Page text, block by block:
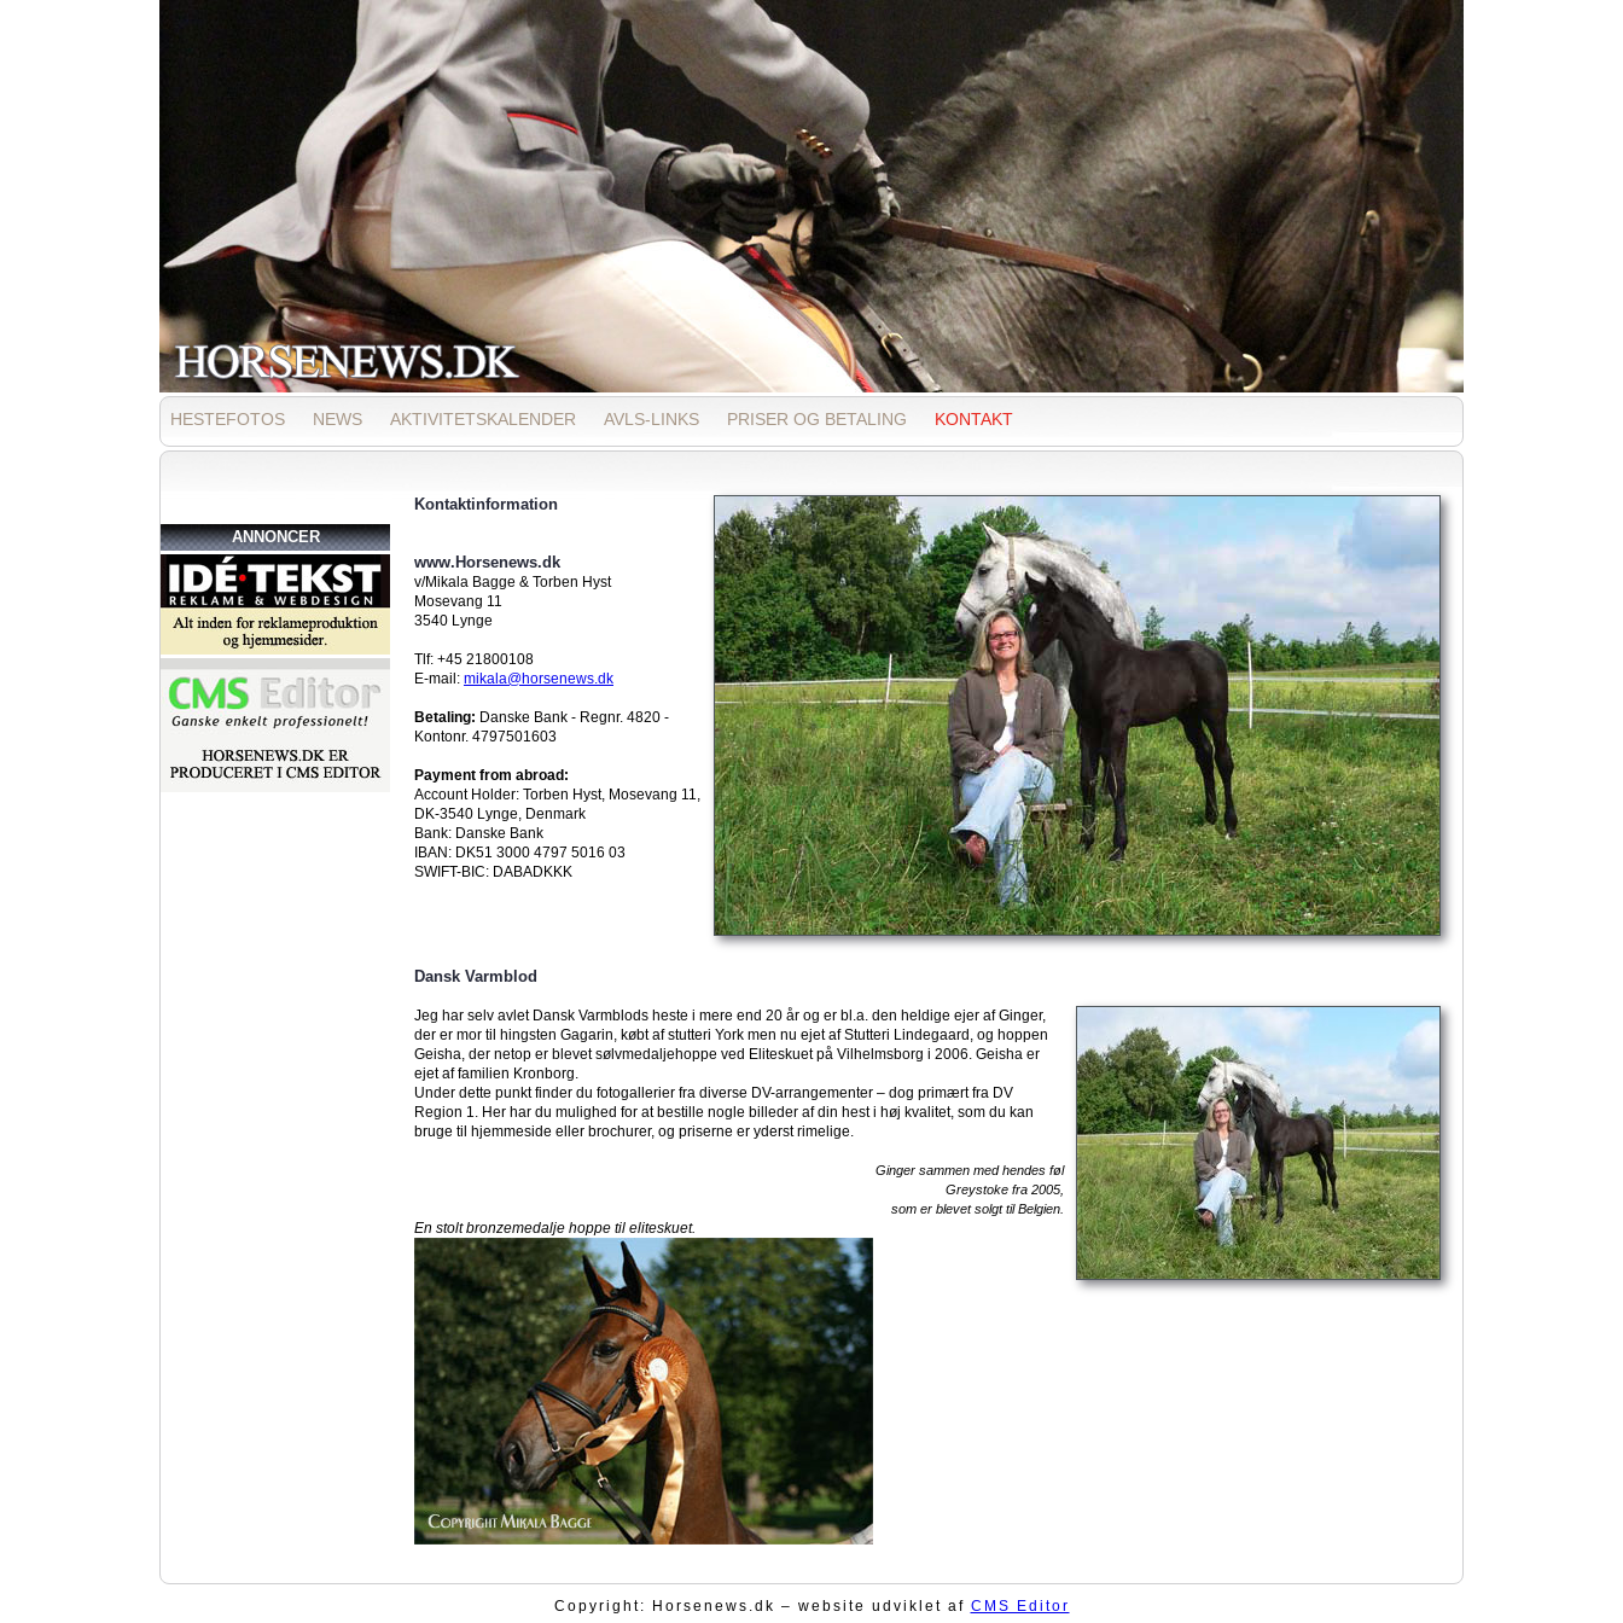
HESTEFOTOS NEWS AKTIVITETSKALENDER AVLS-LINKS PRISER OG BETALING KONTAKT
ANNONCER
Kontaktinformation
www.Horsenews.dk
v/Mikala Bagge & Torben Hyst
Mosevang 11
3540 Lynge
Tlf: +45 21800108
E-mail: mikala@horsenews.dk
Betaling: Danske Bank - Regnr. 4820 -
Kontonr. 4797501603
Payment from abroad:
Account Holder: Torben Hyst, Mosevang 11,
DK-3540 Lynge, Denmark
Bank: Danske Bank
IBAN: DK51 3000 4797 5016 03
SWIFT-BIC: DABADKKK
Dansk Varmblod
Jeg har selv avlet Dansk Varmblods heste i mere end 20 år og er bl.a. den heldige ejer af Ginger,
der er mor til hingsten Gagarin, købt af stutteri York men nu ejet af Stutteri Lindegaard, og hoppen
Geisha, der netop er blevet sølvmedaljehoppe ved Eliteskuet på Vilhelmsborg i 2006. Geisha er
ejet af familien Kronborg.
Under dette punkt finder du fotogallerier fra diverse DV-arrangementer – dog primært fra DV
Region 1. Her har du mulighed for at bestille nogle billeder af din hest i høj kvalitet, som du kan
bruge til hjemmeside eller brochurer, og priserne er yderst rimelige.
Ginger sammen med hendes føl
Greystoke fra 2005,
som er blevet solgt til Belgien.
En stolt bronzemedalje hoppe til eliteskuet.
Copyright: Horsenews.dk – website udviklet af CMS Editor